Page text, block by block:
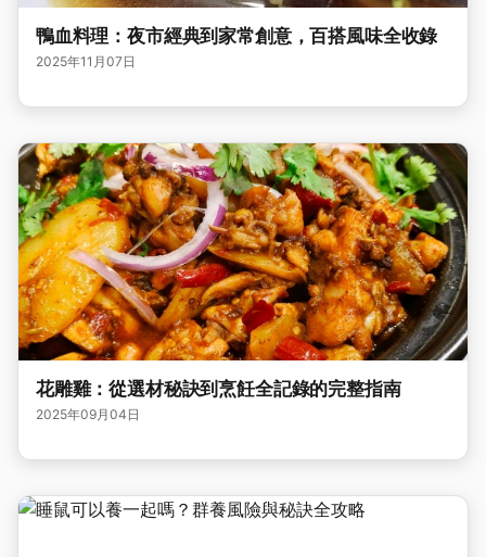
鴨血料理：夜市經典到家常創意，百搭風味全收錄
2025年11月07日
花雕雞：從選材秘訣到烹飪全記錄的完整指南
2025年09月04日